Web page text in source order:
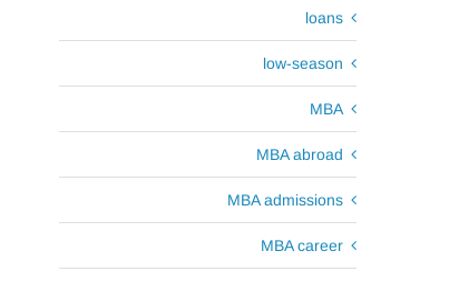
loans
low-season
MBA
MBA abroad
MBA admissions
MBA career